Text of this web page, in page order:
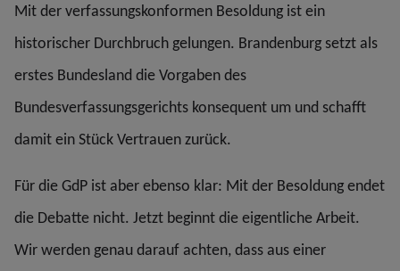
Mit der verfassungskonformen Besoldung ist ein
historischer Durchbruch gelungen. Brandenburg setzt als
erstes Bundesland die Vorgaben des
Bundesverfassungsgerichts konsequent um und schafft
damit ein Stück Vertrauen zurück.
Für die GdP ist aber ebenso klar: Mit der Besoldung endet
die Debatte nicht. Jetzt beginnt die eigentliche Arbeit.
Wir werden genau darauf achten, dass aus einer